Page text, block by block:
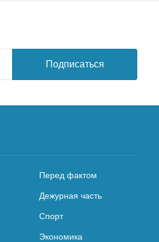
Подписаться
Перед фактом
Дежурная часть
Спорт
Экономика